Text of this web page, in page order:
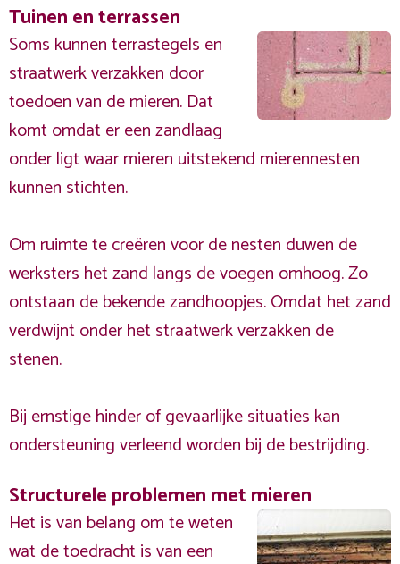
Tuinen en terrassen
Soms kunnen terrastegels en
straatwerk verzakken door
toedoen van de mieren. Dat
komt omdat er een zandlaag
onder ligt waar mieren uitstekend mierennesten
kunnen stichten.
Om ruimte te creëren voor de nesten duwen de
werksters het zand langs de voegen omhoog. Zo
ontstaan de bekende zandhoopjes. Omdat het zand
verdwijnt onder het straatwerk verzakken de
stenen.
Bij ernstige hinder of gevaarlijke situaties kan
ondersteuning verleend worden bij de bestrijding.
Structurele problemen met mieren
Het is van belang om te weten
wat de toedracht is van een